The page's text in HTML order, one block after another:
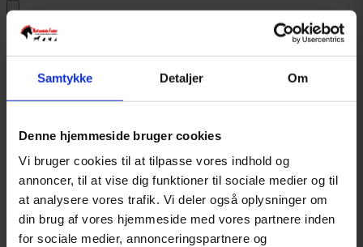
Samtykke Detaljer Om
Denne hjemmeside bruger cookies
Vi bruger cookies til at tilpasse vores indhold og
annoncer, til at vise dig funktioner til sociale medier og til
at analysere vores trafik. Vi deler også oplysninger om
din brug af vores hjemmeside med vores partnere inden
for sociale medier, annonceringspartnere og
Småland Toys Medium 20-30
cm – 1 stk ASSORTEDE
MODELLER
Gammel pris:
19,00
Legetøj fra mærket Småland i størrelse small. Legetøjet er 20 - 30
7 på lager
Tilføj til kurv